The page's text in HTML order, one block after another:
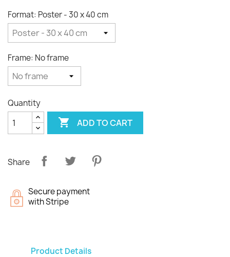
Format: Poster - 30 x 40 cm
Frame: No frame
Quantity
 ADD TO CART
Share
Secure payment
with Stripe
Product Details